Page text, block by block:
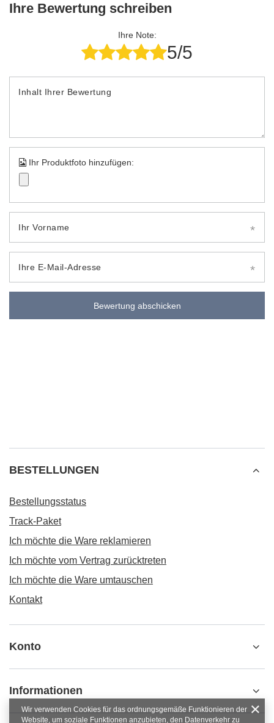
Ihre Bewertung schreiben
Ihre Note:
5/5
Inhalt Ihrer Bewertung
Ihr Produktfoto hinzufügen:
Ihr Vorname
Ihre E-Mail-Adresse
Bewertung abschicken
BESTELLUNGEN
Bestellungsstatus
Track-Paket
Ich möchte die Ware reklamieren
Ich möchte vom Vertrag zurücktreten
Ich möchte die Ware umtauschen
Kontakt
Konto
Informationen
Wir verwenden Cookies für das ordnungsgemäße Funktionieren der
Website, um soziale Funktionen anzubieten, den Datenverkehr zu